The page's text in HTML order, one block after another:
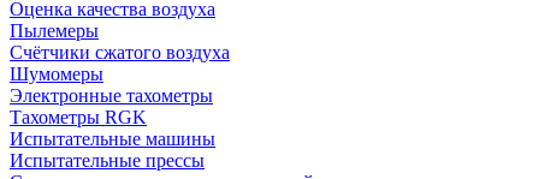
Оценка качества воздуха
Пылемеры
Счётчики сжатого воздуха
Шумомеры
Электронные тахометры
Тахометры RGK
Испытательные машины
Испытательные прессы